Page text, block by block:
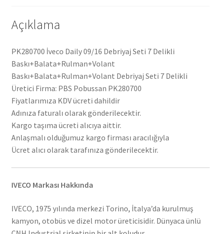
Açıklama
PK280700 İveco Daily 09/16 Debriyaj Seti 7 Delikli
Baskı+Balata+Rulman+Volant
Baskı+Balata+Rulman+Volant Debriyaj Seti 7 Delikli
Üretici Firma: PBS Pobussan PK280700
Fiyatlarımıza KDV ücreti dahildir
Adınıza faturalı olarak gönderilecektir.
Kargo taşıma ücreti alıcıya aittir.
Anlaşmalı olduğumuz kargo firması aracılığıyla
Ücret alıcı olarak tarafınıza gönderilecektir.
IVECO Markası Hakkında
IVECO, 1975 yılında merkezi Torino, İtalya’da kurulmuş
kamyon, otobüs ve dizel motor üreticisidir. Dünyaca ünlü